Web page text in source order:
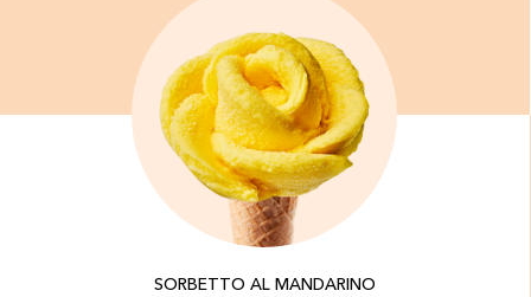
SORBETTO AL MANDARINO